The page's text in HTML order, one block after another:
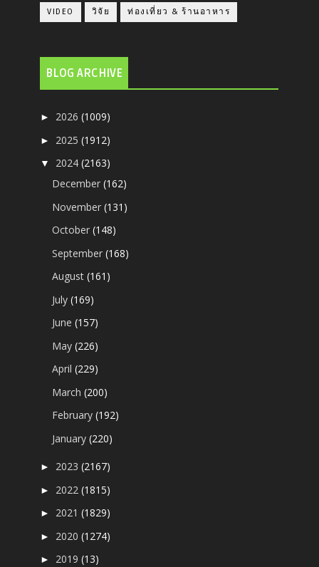
VIDEO วิจัย ท่องเที่ยว & ร้านอาหาร
BLOG ARCHIVE
► 2026(1009)
► 2025(1912)
▼ 2024(2163)
December(162)
November(131)
October(148)
September(168)
August(161)
July(169)
June(157)
May(226)
April(229)
March(200)
February(192)
January(220)
► 2023(2167)
► 2022(1815)
► 2021(1829)
► 2020(1274)
► 2019(13)